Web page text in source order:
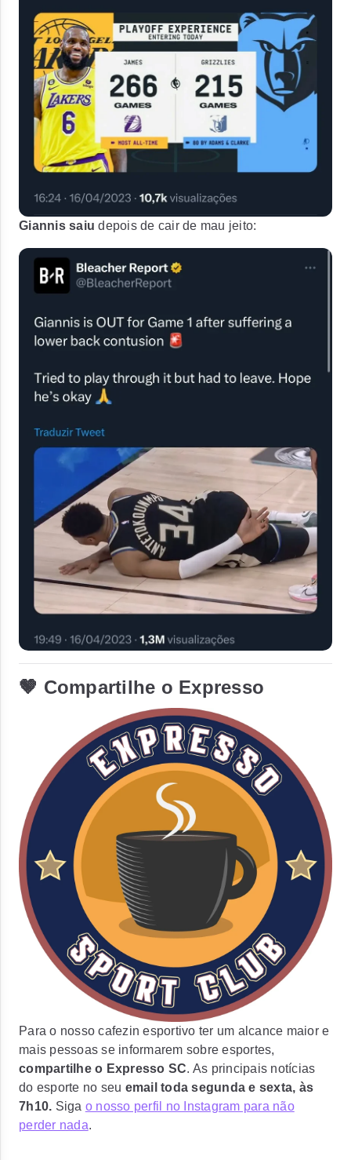
Giannis saiudepois de cair de mau jeito:
🤎 Compartilhe o Expresso
Para o nosso cafezin esportivo ter um alcance maior e
mais pessoas se informarem sobre esportes,
compartilhe o Expresso SC. As principais notícias
do esporte no seu email toda segunda e sexta, às
7h10. Siga o nosso perfil no Instagram para não
perder nada.